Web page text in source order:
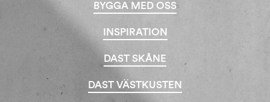
BYGGA MED OSS
INSPIRATION
DAST SKÅNE
DAST VÄSTKUSTEN